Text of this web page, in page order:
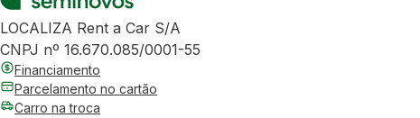
LOCALIZA Rent a Car S/A
CNPJ nº 16.670.085/0001-55
Financiamento
Parcelamento no cartão
Carro na troca